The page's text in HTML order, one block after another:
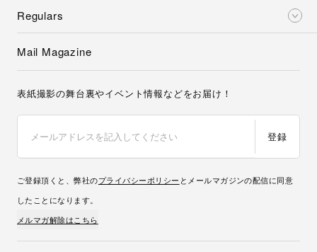
Regulars
Mail Magazine
表紙撮影の舞台裏やイベント情報などをお届け！
登録
ご登録頂くと、弊社のプライバシーポリシー とメールマガジンの配信に同意
したことになります。
メルマガ解除はこちら